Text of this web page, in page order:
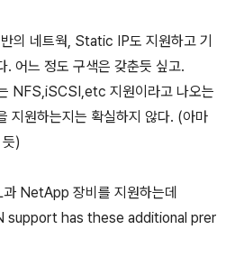
의 네트웍, Static IP도 지원하고 기
어느 정도 구색은 갖춘듯 싶고.
NFS,iSCSI,etc 지원이라고 나오는
지원하는지는 확실하지 않다. (아마
)
NetApp 장비를 지원하는데
support has these additional prer